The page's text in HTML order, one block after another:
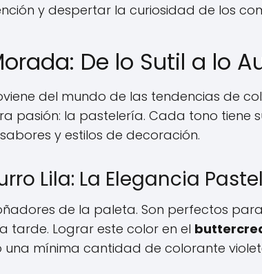
y despertar la curiosidad de los
De lo Sutil a lo
del mundo de las tendencias de
pasión: la pastelería. Cada tono tiene
y estilos de decoración.
Lila: La Elegancia Pastel
de la paleta. Son perfectos
tarde. Lograr este color en el
una mínima cantidad de colorante